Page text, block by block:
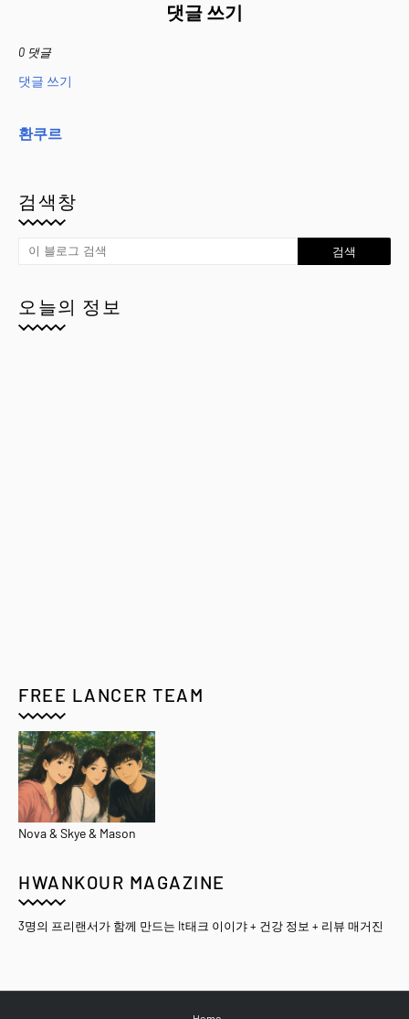
댓글 쓰기
0 댓글
댓글 쓰기
환쿠르
검색창
오늘의 정보
FREE LANCER TEAM
Nova & Skye & Mason
HWANKOUR MAGAZINE
3명의 프리랜서가 함께 만드는 It태크 이이갸 + 건강 정보 + 리뷰 매거진